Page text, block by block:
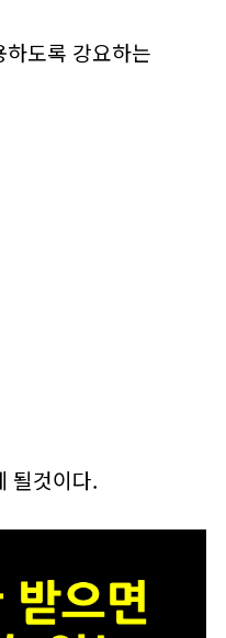
도록 강요하는
될것이다.